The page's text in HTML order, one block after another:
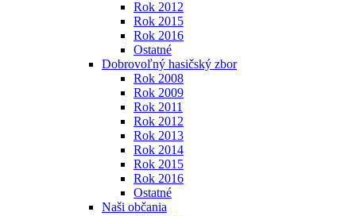
Rok 2012
Rok 2015
Rok 2016
Ostatné
Dobrovoľný hasičský zbor
Rok 2008
Rok 2009
Rok 2011
Rok 2012
Rok 2013
Rok 2014
Rok 2015
Rok 2016
Ostatné
Naši občania